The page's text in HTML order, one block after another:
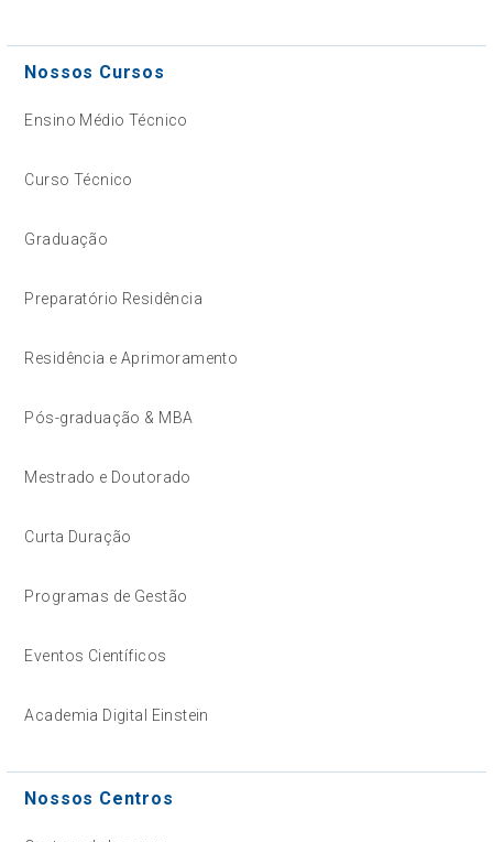
Nossos Cursos
Ensino Médio Técnico
Curso Técnico
Graduação
Preparatório Residência
Residência e Aprimoramento
Pós-graduação & MBA
Mestrado e Doutorado
Curta Duração
Programas de Gestão
Eventos Científicos
Academia Digital Einstein
Nossos Centros